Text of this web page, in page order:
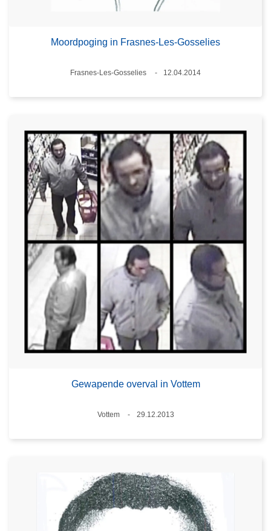
Moordpoging in Frasnes-Les-Gosselies
Plaats
Frasnes-Les-Gosselies
12.04.2014
Gewapende overval in Vottem
Plaats
Vottem
29.12.2013